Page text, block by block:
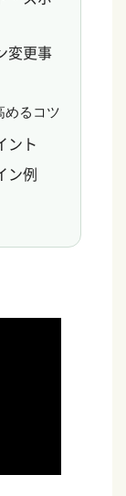
変更事
めるコツ
ント
ン例